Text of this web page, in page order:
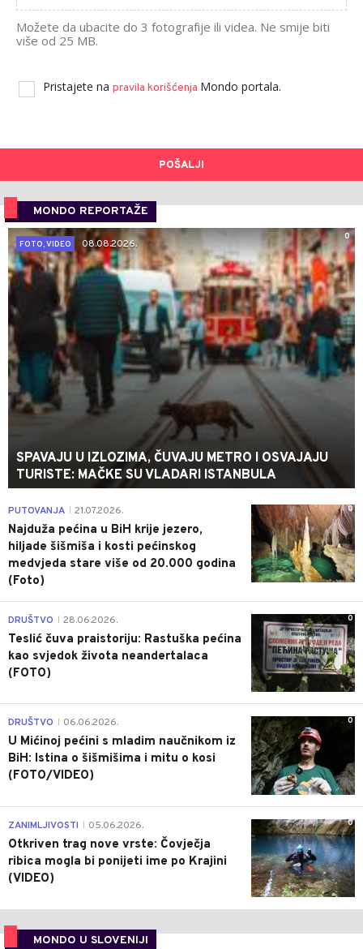
Možete da ubacite do 3 fotografije ili videa. Ne smije biti
više od 25 MB.
Pristajete na pravila korišćenja Mondo portala.
POŠALJI
MONDO REPORTAŽE
0
FOTO, VIDEO
08.08.2026.
SPAVAJU U IZLOZIMA, ČUVAJU METRO I OSVAJAJU
TURISTE: MAČKE SU VLADARI ISTANBULA
0
PUTOVANJA 21.07.2026.
Najduža pećina u BiH krije jezero,
hiljade šišmiša i kosti pećinskog
medvjeda stare više od 20.000 godina
(Foto)
0
DRUŠTVO 28.06.2026.
Teslić čuva praistoriju: Rastuška pećina
kao svjedok života neandertalaca
(FOTO)
0
DRUŠTVO 06.06.2026.
U Mićinoj pećini s mladim naučnikom iz
BiH: Istina o šišmišima i mitu o kosi
(FOTO/VIDEO)
0
ZANIMLJIVOSTI 05.06.2026.
Otkriven trag nove vrste: Čovječja
ribica mogla bi ponijeti ime po Krajini
(VIDEO)
MONDO U SLOVENIJI